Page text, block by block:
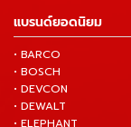
แบรนด์ยอดนิยม
• BARCO
• BOSCH
• DEVCON
• DEWALT